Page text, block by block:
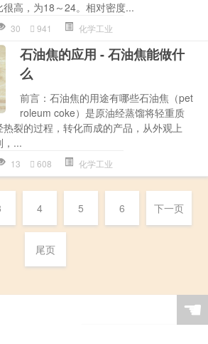
高，为18～24。相对密度...
30 941 化学工业
石油焦的应用 - 石油焦能做什
么
前言：石油焦的用途有哪些石油焦（pet
roleum coke）是原油经蒸馏将轻重质
裂的过程，转化而成的产品，从外观上
，...
13 608 化学工业
4 5 6 下一页
尾页
☚